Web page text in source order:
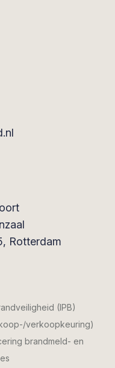
Rotterdam
(IPB)
verkoopkeuring)
brandmeld- en